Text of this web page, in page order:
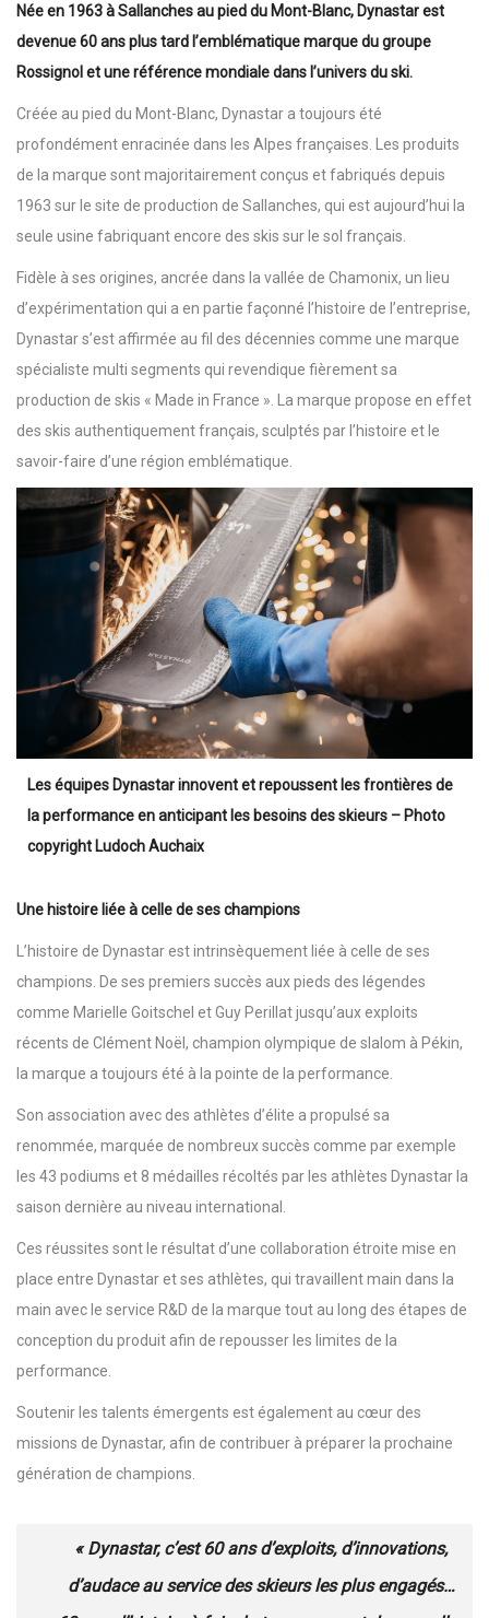
Née en 1963 à Sallanches au pied du Mont-Blanc, Dynastar est
devenue 60 ans plus tard l’emblématique marque du groupe
Rossignol et une référence mondiale dans l’univers du ski.
Créée au pied du Mont-Blanc, Dynastar a toujours été
profondément enracinée dans les Alpes françaises. Les produits
de la marque sont majoritairement conçus et fabriqués depuis
1963 sur le site de production de Sallanches, qui est aujourd’hui la
seule usine fabriquant encore des skis sur le sol français.
Fidèle à ses origines, ancrée dans la vallée de Chamonix, un lieu
d’expérimentation qui a en partie façonné l’histoire de l’entreprise,
Dynastar s’est affirmée au fil des décennies comme une marque
spécialiste multi segments qui revendique fièrement sa
production de skis « Made in France ». La marque propose en effet
des skis authentiquement français, sculptés par l’histoire et le
savoir-faire d’une région emblématique.
Les équipes Dynastar innovent et repoussent les frontières de
la performance en anticipant les besoins des skieurs – Photo
copyright Ludoch Auchaix
Une histoire liée à celle de ses champions
L’histoire de Dynastar est intrinsèquement liée à celle de ses
champions. De ses premiers succès aux pieds des légendes
comme Marielle Goitschel et Guy Perillat jusqu’aux exploits
récents de Clément Noël, champion olympique de slalom à Pékin,
la marque a toujours été à la pointe de la performance.
Son association avec des athlètes d’élite a propulsé sa
renommée, marquée de nombreux succès comme par exemple
les 43 podiums et 8 médailles récoltés par les athlètes Dynastar la
saison dernière au niveau international.
Ces réussites sont le résultat d’une collaboration étroite mise en
place entre Dynastar et ses athlètes, qui travaillent main dans la
main avec le service R&D de la marque tout au long des étapes de
conception du produit afin de repousser les limites de la
performance.
Soutenir les talents émergents est également au cœur des
missions de Dynastar, afin de contribuer à préparer la prochaine
génération de champions.
« Dynastar, c’est 60 ans d’exploits, d’innovations,
d’audace au service des skieurs les plus engagés…